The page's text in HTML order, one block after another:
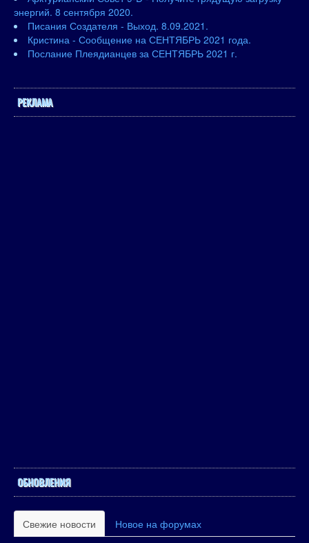
энергий. 8 сентября 2020.
Писания Создателя - Выход. 8.09.2021.
Кристина - Сообщение на СЕНТЯБРЬ 2021 года.
Послание Плеядианцев за СЕНТЯБРЬ 2021 г.
РЕКЛАМА
ОБНОВЛЕНИЯ
Свежие новости Новое на форумах